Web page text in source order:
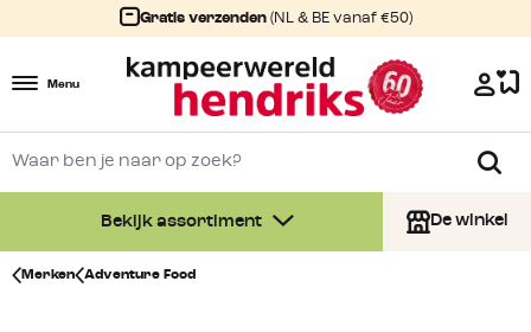
Gratis verzenden (NL & BE vanaf €50)
Menu
Bekijk assortiment De winkel
Merken Adventure Food